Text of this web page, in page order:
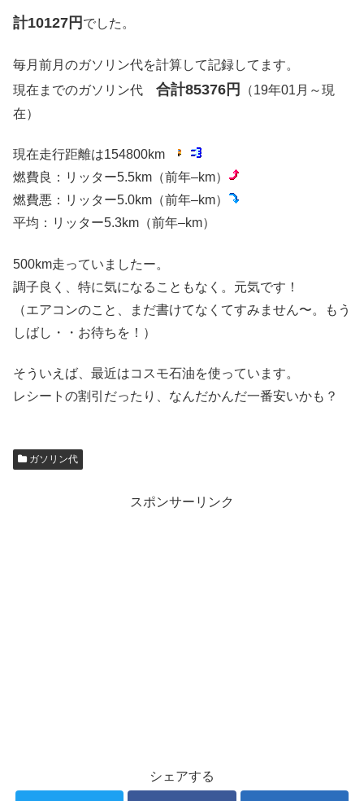
計10127円 でした。
毎月前月のガソリン代を計算して記録してます。
現在までのガソリン代 合計85376円
（19年01月～現
在）
現在走行距離は154800km
燃費良：リッター5.5km（前年–km）
燃費悪：リッター5.0km（前年–km）
平均：リッター5.3km（前年–km）
500km走っていましたー。
調子良く、特に気になることもなく。元気です！
（エアコンのこと、まだ書けてなくてすみません〜。もう
しばし・・お待ちを！）
そういえば、最近はコスモ石油を使っています。
レシートの割引だったり、なんだかんだ一番安いかも？
ガソリン代
スポンサーリンク
シェアする